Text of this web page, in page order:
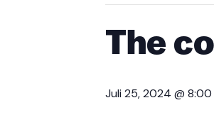
The
Juli 25, 2024 @ 8:00